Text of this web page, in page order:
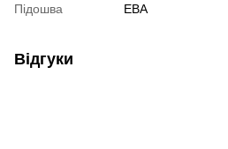
Підошва
ЕВА
Відгуки